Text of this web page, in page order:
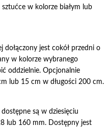
w kolorze białym lub
dołączony jest cokół przedni o
w kolorze wybranego
oddzielnie. Opcjonalnie
lub 15 cm w długości 200 cm.
są w dziesięciu
lub 160 mm. Dostępny jest